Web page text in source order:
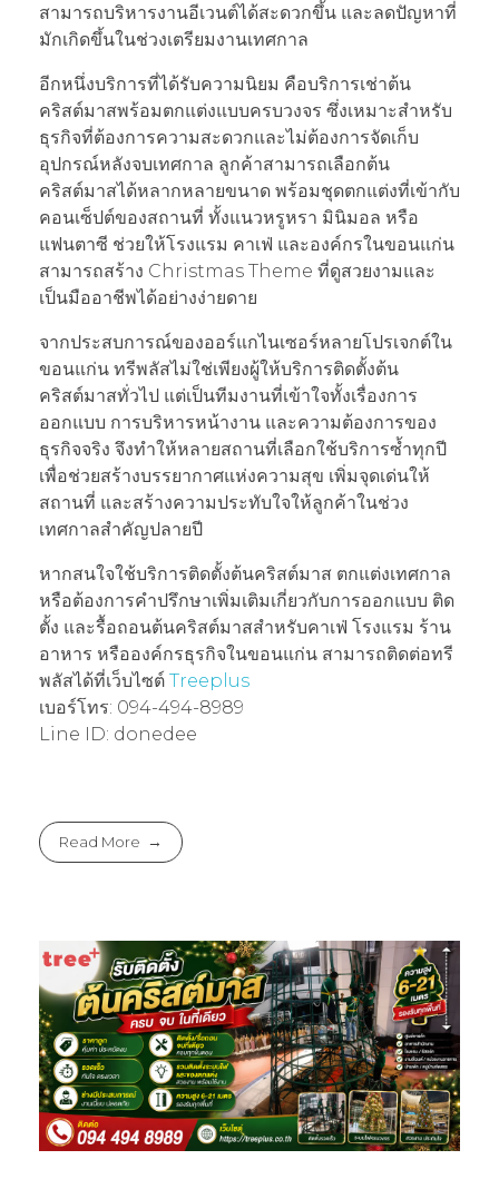
สามารถบริหารงานอีเวนต์ได้สะดวกขึ้น และลดปัญหาที่
มักเกิดขึ้นในช่วงเตรียมงานเทศกาล
อีกหนึ่งบริการที่ได้รับความนิยม คือบริการเช่าต้น
คริสต์มาสพร้อมตกแต่งแบบครบวงจร ซึ่งเหมาะสำหรับ
ธุรกิจที่ต้องการความสะดวกและไม่ต้องการจัดเก็บ
อุปกรณ์หลังจบเทศกาล ลูกค้าสามารถเลือกต้น
คริสต์มาสได้หลากหลายขนาด พร้อมชุดตกแต่งที่เข้ากับ
คอนเซ็ปต์ของสถานที่ ทั้งแนวหรูหรา มินิมอล หรือ
แฟนตาซี ช่วยให้โรงแรม คาเฟ่ และองค์กรในขอนแก่น
สามารถสร้าง Christmas Theme ที่ดูสวยงามและ
เป็นมืออาชีพได้อย่างง่ายดาย
จากประสบการณ์ของออร์แกไนเซอร์หลายโปรเจกต์ใน
ขอนแก่น ทรีพลัสไม่ใช่เพียงผู้ให้บริการติดตั้งต้น
คริสต์มาสทั่วไป แต่เป็นทีมงานที่เข้าใจทั้งเรื่องการ
ออกแบบ การบริหารหน้างาน และความต้องการของ
ธุรกิจจริง จึงทำให้หลายสถานที่เลือกใช้บริการซ้ำทุกปี
เพื่อช่วยสร้างบรรยากาศแห่งความสุข เพิ่มจุดเด่นให้
สถานที่ และสร้างความประทับใจให้ลูกค้าในช่วง
เทศกาลสำคัญปลายปี
หากสนใจใช้บริการติดตั้งต้นคริสต์มาส ตกแต่งเทศกาล
หรือต้องการคำปรึกษาเพิ่มเติมเกี่ยวกับการออกแบบ ติด
ตั้ง และรื้อถอนต้นคริสต์มาสสำหรับคาเฟ่ โรงแรม ร้าน
อาหาร หรือองค์กรธุรกิจในขอนแก่น สามารถติดต่อทรี
พลัสได้ที่เว็บไซต์ Treeplus
เบอร์โทร: 094-494-8989
Line ID: donedee
Read More